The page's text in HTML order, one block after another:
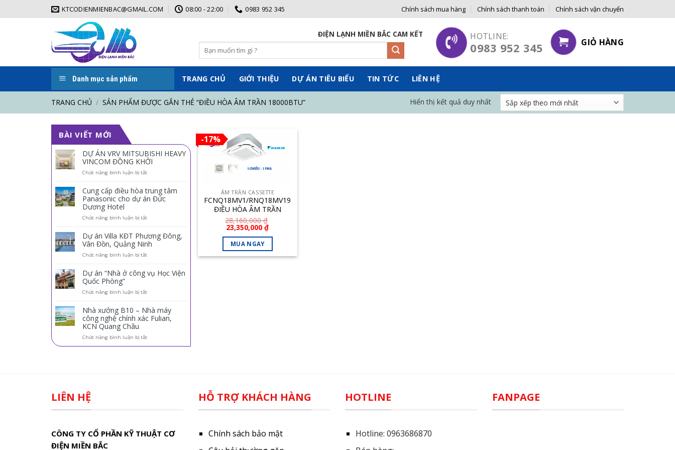
to
KTCODIENMIENBAC@GMAIL.COM 08:00 - 22:00 0983 952 345 Chính sách mua hàng Chính sách thanh toán Chính sách vận chuyển
ĐIỆN LẠNH MIỀN BẮC CAM KẾT BÁN GIÁ GỐC ĐẾN TAY NGƯỜI TIÊU DÙNG
Tìm
kiếm:
HOTLINE:
0983 952 345 GIỎ HÀNG
Danh mục sản phẩm TRANG CHỦ GIỚI THIỆU DỰ ÁN TIÊU BIỂU TIN TỨC LIÊN HỆ
TRANG CHỦ / SẢN PHẨM ĐƯỢC GẮN THẺ “ĐIỀU HÒA ÂM TRẦN 18000BTU” Hiển thị kết quả duy nhất
BÀI VIẾT MỚI
DỰ ÁN VRV MITSUBISHI HEAVY
VINCOM ĐỒNG KHỞI
Chức năng bình luận bị tắtở
VRV
MITSUBISHI
VINCOM
Cung cấp điều hòa trung tâm
Panasonic cho dự án Đức
Dương Hotel
Chức năng bình luận bị tắtở
điều
hòa
trung
Panasonic
cho
án
Dương
Hotel
Dự án Villa KĐT Phương Đông,
Vân Đồn, Quảng Ninh
Chức năng bình luận bị tắtở
Villa
Phương
Vân
Đồn,
Quảng
Dự án “Nhà ở công vụ Học Viện
Quốc Phòng”
Chức năng bình luận bị tắtở
án
“Nhà
ở
vụ
Nhà xưởng B10 – Nhà máy
công nghệ chính xác Fulian,
KCN Quang Châu
Chức năng bình luận bị tắtở
Quang
-17%
ÂM TRẦN CASSETTE
FCNQ18MV1/RNQ18MV19
ĐIỀU HÒA ÂM TRẦN
CASSETTE DAIKIN ĐA
HƯỚNG THỔI 18.000BTU
1 CHIỀU
28,160,000₫
Giá
gốc
là:
28,160,000 ₫.
23,350,000₫Giá
tại
là:
23,350,000 ₫.
MUA NGAY
LIÊN HỆ
CÔNG TY CỔ PHẦN KỸ THUẬT CƠ
ĐIỆN MIỀN BẮC
HỖ TRỢ KHÁCH HÀNG
Chính sách bảo mật
HOTLINE
Hotline: 0963686870
FANPAGE